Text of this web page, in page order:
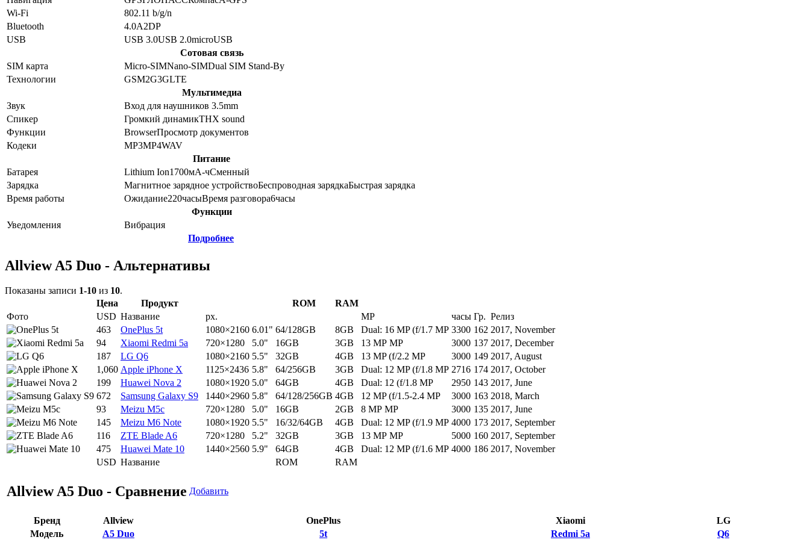
Wi-Fi
802.11 b/g/n
Bluetooth
4.0A2DP
USB
USB 3.0USB 2.0microUSB
Сотовая связь
SIM карта
Micro-SIMNano-SIMDual SIM Stand-By
Технологии
GSM2G3GLTE
Мультимедиа
Звук
Вход для наушников 3.5mm
Спикер
Громкий динамикTHX sound
Функции
BrowserПросмотр документов
Кодеки
MP3MP4WAV
Питание
Батарея
Lithium Ion1700мА-чСменный
Зарядка
Магнитное зарядное устройствоБеспроводная зарядкаБыстрая зарядка
Время работы
Ожидание220часыВремя разговора6часы
Функции
Уведомления
Вибрация
Подробнее
Allview A5 Duo - Альтернативы
Показаны записи 1-10 из 10.
Цена
Продукт ROM
RAM
Фото
USD Название px. MP часы Гр. Релиз
USD Название ROM RAM
463 OnePlus 5t 1080×2160 6.01" 64/128GB 8GB Dual: 16 MP (f/1.7 MP 3300 162 2017, November
94
Xiaomi Redmi 5a 720×1280 5.0" 16GB 3GB 13 MP MP 3000 137 2017, December
187
LG Q6 1080×2160 5.5" 32GB 4GB 13 MP (f/2.2 MP 3000 149 2017, August
1,060 Apple iPhone X 1125×2436 5.8" 64/256GB 3GB Dual: 12 MP (f/1.8 MP 2716 174 2017, October
199
Huawei Nova 2 1080×1920 5.0" 64GB 4GB Dual: 12 (f/1.8 MP 2950 143 2017, June
672
Samsung Galaxy S9 1440×2960 5.8" 64/128/256GB 4GB 12 MP (f/1.5-2.4 MP 3000 163 2018, March
93
Meizu M5c 720×1280 5.0" 16GB 2GB 8 MP MP 3000 135 2017, June
145
Meizu M6 Note 1080×1920 5.5" 16/32/64GB 4GB Dual: 12 MP (f/1.9 MP 4000 173 2017, September
116
ZTE Blade A6 720×1280 5.2" 32GB 3GB 13 MP MP 5000 160 2017, September
475
Huawei Mate 10 1440×2560 5.9" 64GB 4GB Dual: 12 MP (f/1.6 MP 4000 186 2017, November
Allview A5 Duo - Сравнение Добавить
Бренд Allview OnePlus Xiaomi
LG
Модель
A5 Duo 5t Redmi 5a
Q6